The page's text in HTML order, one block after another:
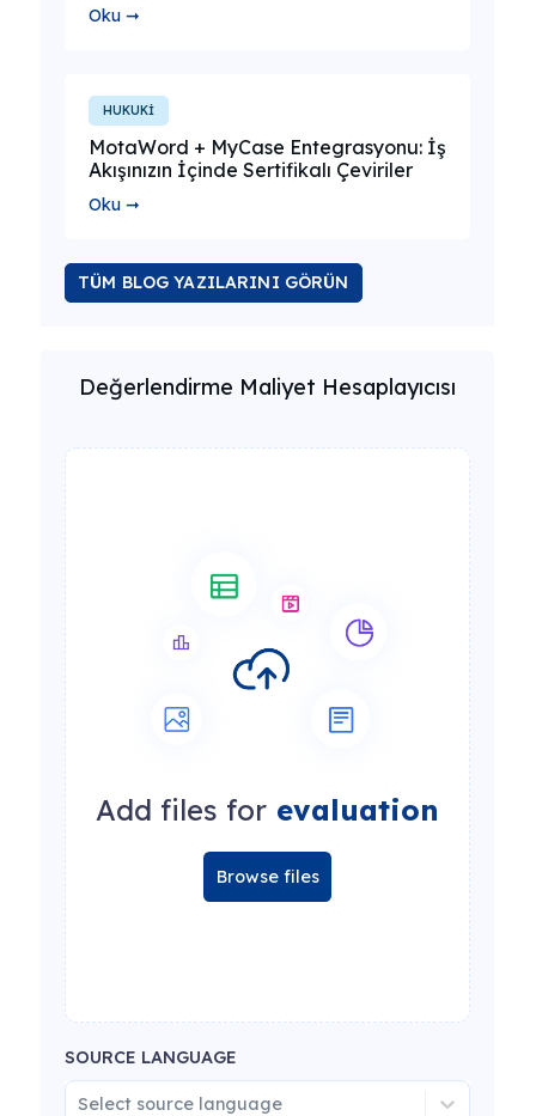
Oku ➞
HUKUKİ
MotaWord + MyCase Entegrasyonu: İş
Akışınızın İçinde Sertifikalı Çeviriler
Oku ➞
TÜM BLOG YAZILARINI GÖRÜN
Değerlendirme Maliyet Hesaplayıcısı
Add files for evaluation
Browse files
SOURCE LANGUAGE
Select source language